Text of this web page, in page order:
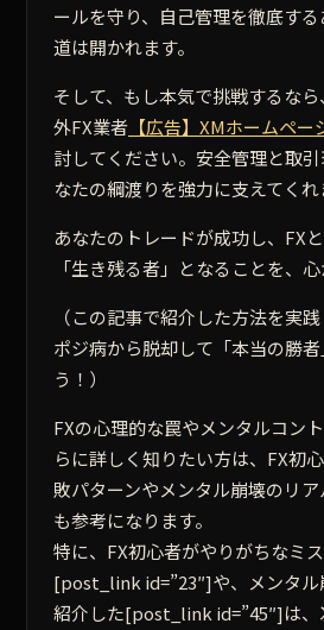
ールを守り、自己管理を徹底す
道は開かれます。
そして、もし本気で挑戦するな
外FX業者 【広告】XMホームペー
討してください。安全管理と取
なたの綱渡りを強力に支えてくれ
あなたのトレードが成功し、FX
「生き残る者」となることを、心
（この記事で紹介した方法を実
ポジ病から脱却して「本当の勝
う！）
FXの心理的な罠やメンタルコン
らに詳しく知りたい方は、FX初
敗パターンやメンタル崩壊のリ
も参考になります。
特に、FX初心者がやりがちなミ
[post_link id=”23″]や、メンタル
紹介した[post_link id=”45″]は、